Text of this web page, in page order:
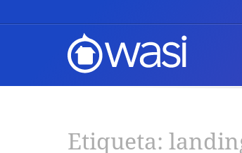
Etiqueta: